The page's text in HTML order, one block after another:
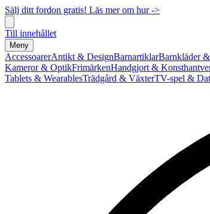
Sälj ditt fordon gratis! Läs mer om hur ->
Till innehållet
Meny
AccessoarerAntikt & DesignBarnartiklarBarnkläder
Kameror & OptikFrimärkenHandgjort &
Tablets & WearablesTrädgård & VäxterTV-spel &